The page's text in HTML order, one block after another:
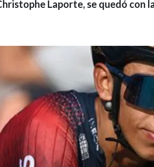
Laporte, se quedó